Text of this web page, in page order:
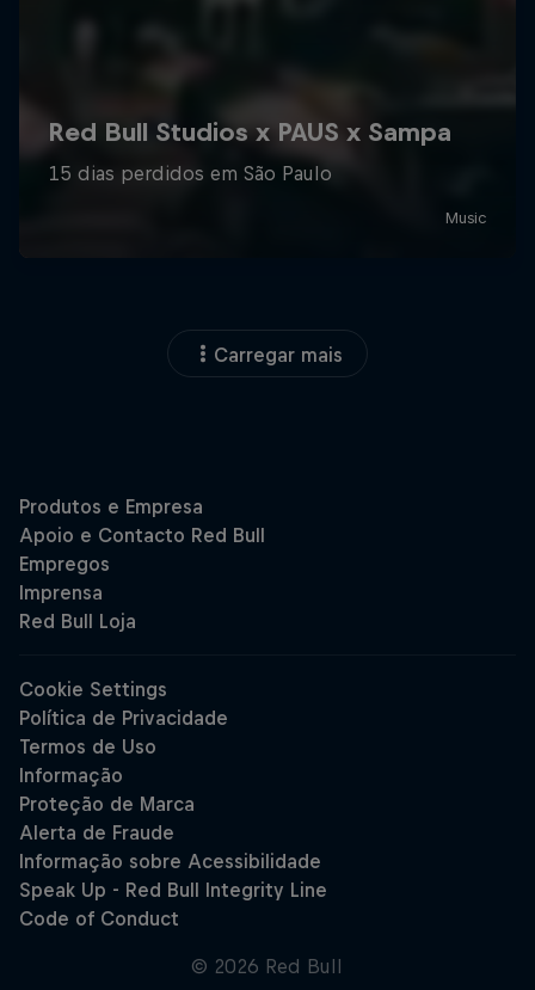
Carregar mais